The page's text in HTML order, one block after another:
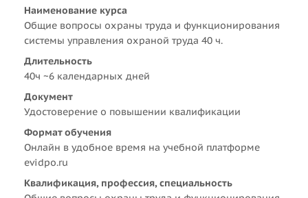
Наименование курса
Общие вопросы охраны труда и функционирования
системы управления охраной труда 40 ч.
Длительность
40ч ~6 календарных дней
Документ
Удостоверение о повышении квалификации
Формат обучения
Онлайн в удобное время на учебной платформе
evidpo.ru
Квалификация, профессия, специальность